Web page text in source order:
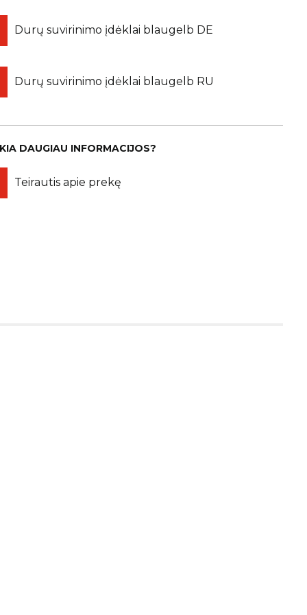
Durų suvirinimo įdėklai blaugelb DE
Durų suvirinimo įdėklai blaugelb RU
DAUGIAU INFORMACIJOS?
Teirautis apie prekę